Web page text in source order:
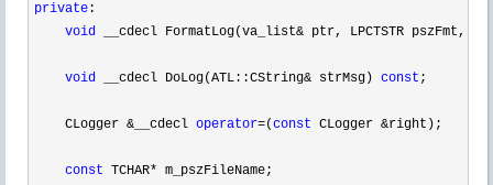
private :
void __cdecl FormatLog(va_list& ptr, LPCTSTR pszFmt,
void __cdecl DoLog(ATL::CString& strMsg) const ;
    CLogger
&__cdecl operator=(const CLogger &right);
const TCHAR* m_pszFileName;